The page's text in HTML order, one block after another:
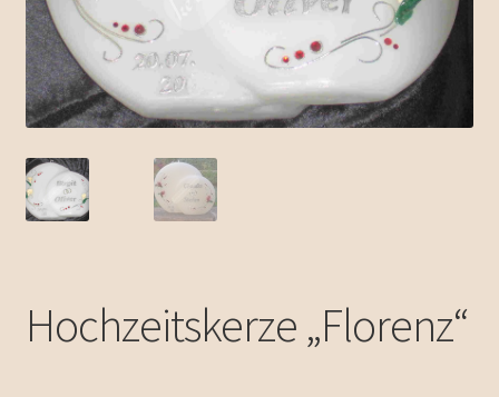
Emailleschmuck
Impressum / Kontakt
Allgemeine Geschäftsbedingungen
Hochzeitskerze „Florenz“